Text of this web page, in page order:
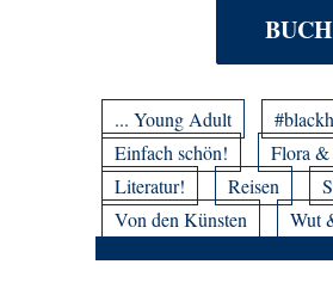
... Young Adult
Einfach schön!
Flora &
Literatur!
Reisen
Von den Künsten
Wut